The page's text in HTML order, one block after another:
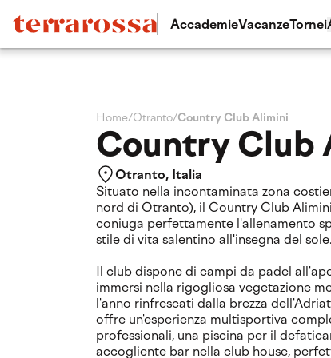
AccademieVacanzeTornei
Home/Otranto/Country Club Alimini
Country Club
Otranto, Italia
Situato nella incontaminata zona
nord di Otranto), il Country Club
coniuga perfettamente l'allenamento
stile di vita salentino all'insegna del sole.
Il club dispone di campi da padel
immersi nella rigogliosa vegetazione
l'anno rinfrescati dalla brezza
offre un'esperienza multisportiva
professionali, una piscina per il
accogliente bar nella club house,